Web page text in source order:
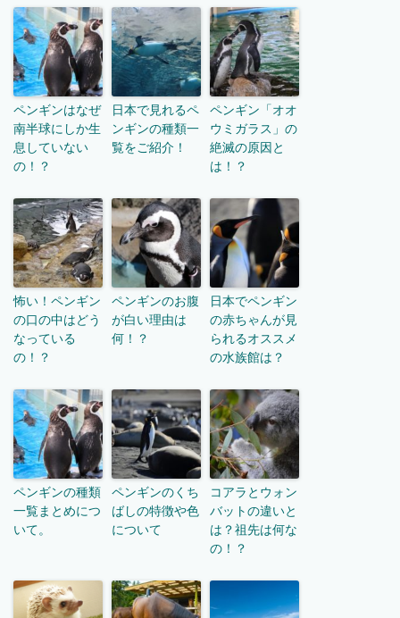
ペンギンはなぜ
南半球にしか生
息していない
の！？
日本で見れるペ
ンギンの種類一
覧をご紹介！
ペンギン「オオ
ウミガラス」の
絶滅の原因と
は！？
怖い！ペンギン
の口の中はどう
なっている
の！？
ペンギンのお腹
が白い理由は
何！？
日本でペンギン
の赤ちゃんが見
られるオススメ
の水族館は？
ペンギンの種類
一覧まとめにつ
いて。
ペンギンのくち
ばしの特徴や色
について
コアラとウォン
バットの違いと
は？祖先は何な
の！？